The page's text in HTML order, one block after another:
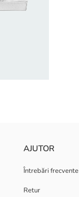
AJUTOR
Întrebări frecvente
Retur